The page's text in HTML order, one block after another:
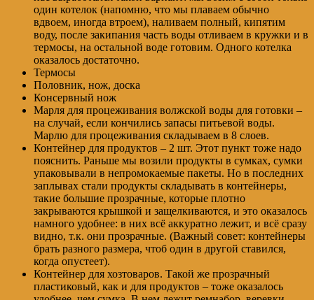
один котелок (напомню, что мы плаваем обычно
вдвоем, иногда втроем), наливаем полный, кипятим
воду, после закипания часть воды отливаем в кружки и в
термосы, на остальной воде готовим. Одного котелка
оказалось достаточно.
Термосы
Половник, нож, доска
Консервный нож
Марля для процеживания волжской воды для готовки –
на случай, если кончились запасы питьевой воды.
Марлю для процеживания складываем в 8 слоев.
Контейнер для продуктов – 2 шт. Этот пункт тоже надо
пояснить. Раньше мы возили продукты в сумках, сумки
упаковывали в непромокаемые пакеты. Но в последних
заплывах стали продукты складывать в контейнеры,
такие большие прозрачные, которые плотно
закрываются крышкой и защелкиваются, и это оказалось
намного удобнее: в них всё аккуратно лежит, и всё сразу
видно, т.к. они прозрачные. (Важный совет: контейнеры
брать разного размера, чтоб один в другой ставился,
когда опустеет).
Контейнер для хозтоваров. Такой же прозрачный
пластиковый, как и для продуктов – тоже оказалось